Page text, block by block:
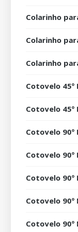
Colarinho
Colarinho
Colarinho
Cotovelo 45º
Cotovelo 45º
Cotovelo 90º
Cotovelo 90º
Cotovelo 90º
Cotovelo 90º
Cotovelo 90º